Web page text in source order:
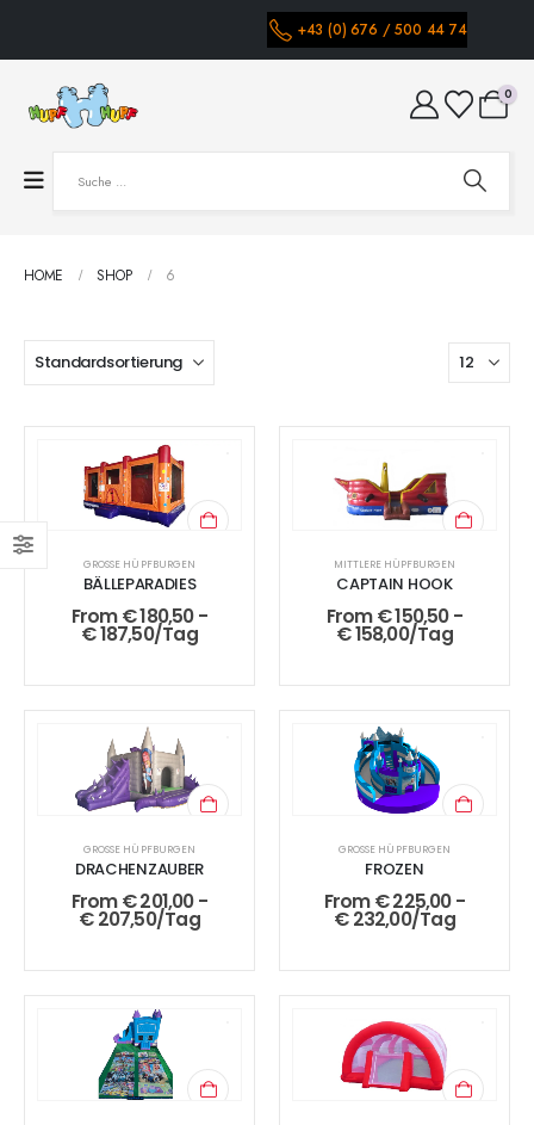
+43 (0) 676 / 500 44 74
0
HOME SHOP 6
GROSSE HÜPFBURGEN
BÄLLEPARADIES
From€180,50-
€187,50/Tag
MITTLERE HÜPFBURGEN
CAPTAIN HOOK
From€150,50-
€158,00/Tag
GROSSE HÜPFBURGEN
DRACHENZAUBER
From€201,00-
€207,50/Tag
GROSSE HÜPFBURGEN
FROZEN
From€225,00-
€232,00/Tag